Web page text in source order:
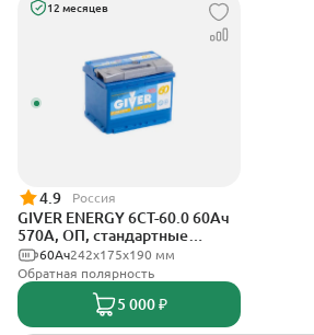
12 месяцев
4.9 Россия
GIVER ENERGY 6СТ-60.0 60Ач
570А, ОП, стандартные
клеммы242х175х190 мм
60Ач
Обратная полярность
5 000 ₽